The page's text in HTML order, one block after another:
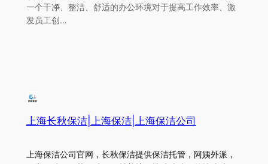
一个干净、整洁、舒适的办公环境对于提高工作效率、激
发员工创…
上海长秋保洁|上海保洁|上海保洁公司
上海保洁公司官网，长秋保洁提供保洁托管，阿姨外派，